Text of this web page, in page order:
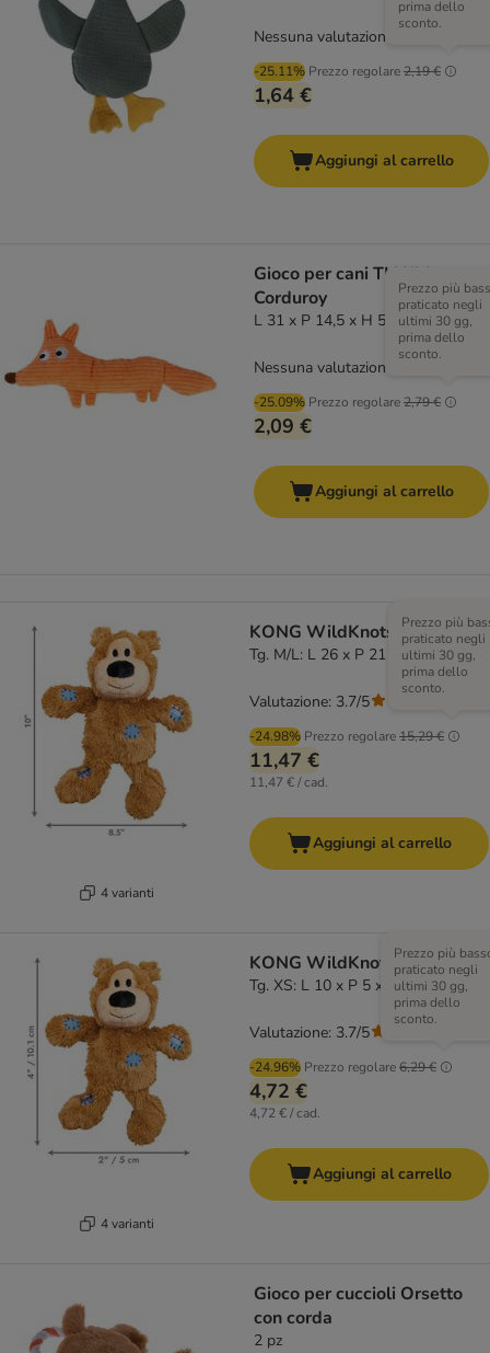
-25.11% Prezzo regolare2,19 €
prima dello
sconto.
1,64 €
Nessuna valutazione
Aggiungi al carrello
Gioco per cani TIAKI James
Corduroy
L 31 x P 14,5 x H 5 cm
-25.09% Prezzo regolare2,79 €
Prezzo più
praticato negli
ultimi 30 gg,
prima dello
sconto.
2,09 €
Nessuna valutazione
Aggiungi al carrello
4 varianti
KONG WildKnots Bears
Tg. M/L: L 26 x P 21 x H 10 cm
-24.98% Prezzo regolare15,29 €
Prezzo più
praticato negli
ultimi 30 gg,
prima dello
sconto.
11,47 €
11,47 € / cad.
Valutazione: 3.7/5
Aggiungi al carrello
4 varianti
KONG WildKnots Bears
Tg. XS: L 10 x P 5 x H 4 cm
-24.96% Prezzo regolare6,29 €
Prezzo più
praticato negli
ultimi 30 gg,
prima dello
sconto.
4,72 €
4,72 € / cad.
Valutazione: 3.7/5
Aggiungi al carrello
Gioco per cuccioli Orsetto
con corda
2 pz